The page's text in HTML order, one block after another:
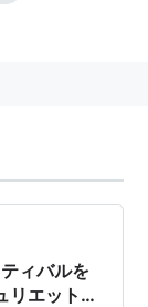
設。
ィバルを
リエット」